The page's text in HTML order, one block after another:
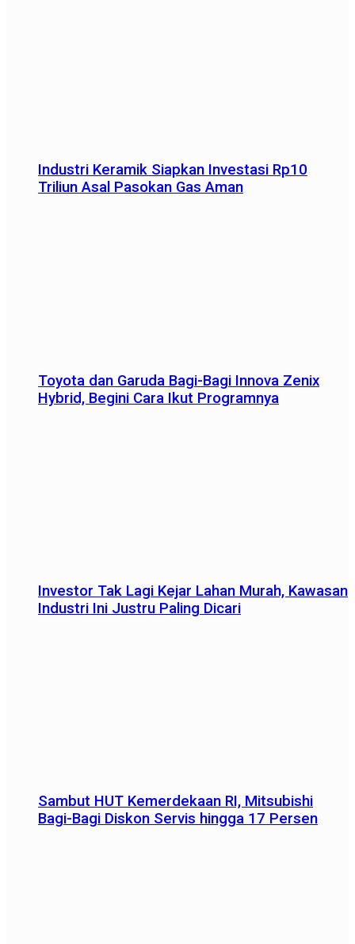
Industri Keramik Siapkan Investasi Rp10
Triliun Asal Pasokan Gas Aman
Toyota dan Garuda Bagi-Bagi Innova Zenix
Hybrid, Begini Cara Ikut Programnya
Investor Tak Lagi Kejar Lahan Murah, Kawasan
Industri Ini Justru Paling Dicari
Sambut HUT Kemerdekaan RI, Mitsubishi
Bagi-Bagi Diskon Servis hingga 17 Persen